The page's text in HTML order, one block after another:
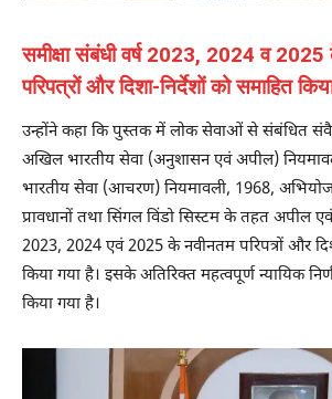
समीक्षा संबंधी वर्ष 2023, 2024 व
परिपत्रों और दिशा-निर्देशों को समाहित
उन्होंने कहा कि पुस्तक में लोक सेवाओं से संबंधित
अखिल भारतीय सेवा (अनुशासन एवं अपील)
भारतीय सेवा (आचरण) नियमावली, 1968,
प्रावधानों तथा सिंगल विंडो सिस्टम के तहत अपील
2023, 2024 एवं 2025 के नवीनतम परिपत्रों और
किया गया है। इसके अतिरिक्त महत्वपूर्ण न्यायिक
किया गया है।